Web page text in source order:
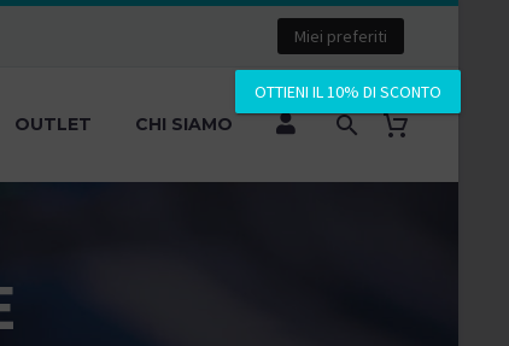
OTTIENI IL 10% DI SCONTO
Miei preferiti
OUTLET CHI SIAMO